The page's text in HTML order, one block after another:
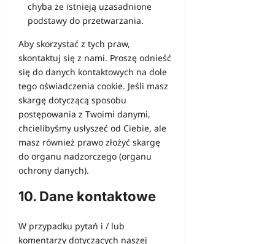
chyba że istnieją uzasadnione
podstawy do przetwarzania.
Aby skorzystać z tych praw,
skontaktuj się z nami. Proszę odnieść
się do danych kontaktowych na dole
tego oświadczenia cookie. Jeśli masz
skargę dotyczącą sposobu
postępowania z Twoimi danymi,
chcielibyśmy usłyszeć od Ciebie, ale
masz również prawo złożyć skargę
do organu nadzorczego (organu
ochrony danych).
10. Dane kontaktowe
W przypadku pytań i / lub
komentarzy dotyczących naszej